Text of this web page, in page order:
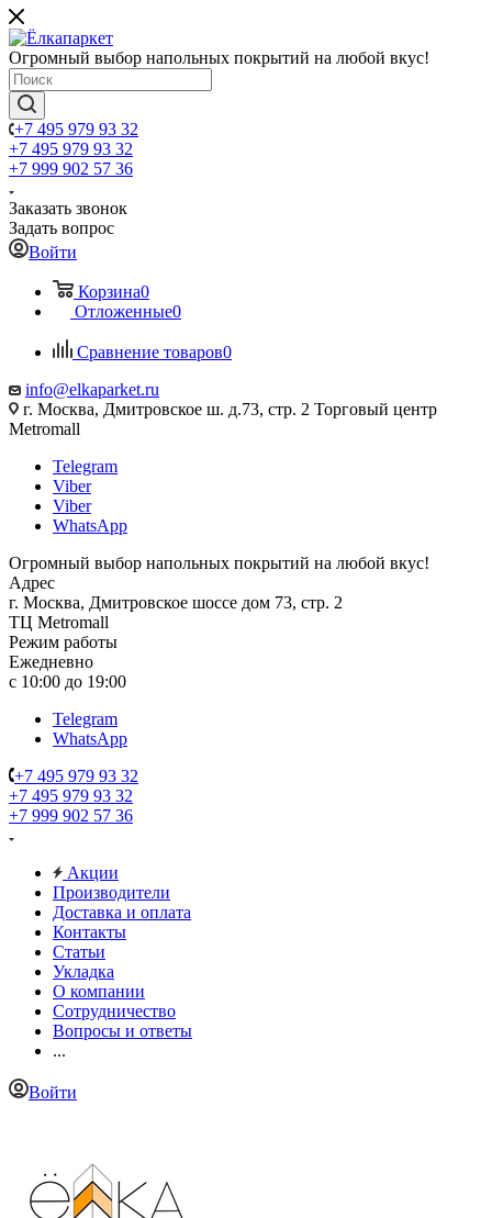
Огромный выбор напольных покрытий на любой вкус!
+7 495 979 93 32
+7 495 979 93 32
+7 999 902 57 36
Заказать звонок
Задать вопрос
Войти
Корзина0
Отложенные0
Сравнение товаров0
info@elkaparket.ru
г. Москва, Дмитровское ш. д.73, стр. 2 Торговый центр
Metromall
Telegram
Viber
Viber
WhatsApp
Огромный выбор напольных покрытий на любой вкус!
Адрес
г. Москва, Дмитровское шоссе дом 73, стр. 2
ТЦ Metromall
Режим работы
Ежедневно
с 10:00 до 19:00
Telegram
WhatsApp
+7 495 979 93 32
+7 495 979 93 32
+7 999 902 57 36
Акции
Производители
Доставка и оплата
Контакты
Статьи
Укладка
О компании
Сотрудничество
Вопросы и ответы
...
Войти